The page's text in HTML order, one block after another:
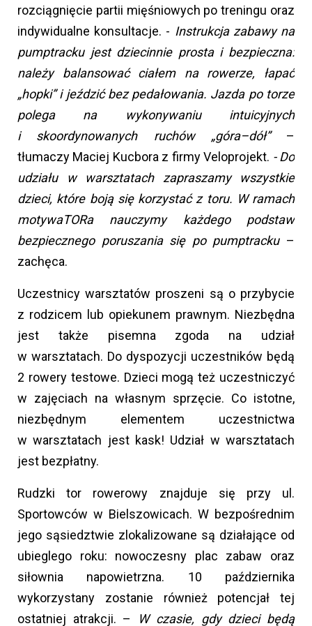
rozciągnięcie partii mięśniowych po treningu oraz
indywidualne konsultacje. - Instrukcja zabawy na
pumptracku jest dziecinnie prosta i bezpieczna:
należy balansować ciałem na rowerze, łapać
„hopki” i jeździć bez pedałowania. Jazda po torze
polega na wykonywaniu intuicyjnych
i skoordynowanych ruchów „góra–dół” –
tłumaczy Maciej Kucbora z firmy Veloprojekt. - Do
udziału w warsztatach zapraszamy wszystkie
dzieci, które boją się korzystać z toru. W ramach
motywaTORa nauczymy każdego podstaw
bezpiecznego poruszania się po pumptracku –
zachęca.
Uczestnicy warsztatów proszeni są o przybycie
z rodzicem lub opiekunem prawnym. Niezbędna
jest także pisemna zgoda na udział
w warsztatach. Do dyspozycji uczestników będą
2 rowery testowe. Dzieci mogą też uczestniczyć
w zajęciach na własnym sprzęcie. Co istotne,
niezbędnym elementem uczestnictwa
w warsztatach jest kask! Udział w warsztatach
jest bezpłatny.
Rudzki tor rowerowy znajduje się przy ul.
Sportowców w Bielszowicach. W bezpośrednim
jego sąsiedztwie zlokalizowane są działające od
ubieglego roku: nowoczesny plac zabaw oraz
siłownia napowietrzna. 10 października
wykorzystany zostanie również potencjał tej
ostatniej atrakcji. –
W czasie, gdy dzieci będą